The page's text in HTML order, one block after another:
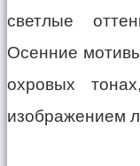
светлые
Осенние
охровых
изображением